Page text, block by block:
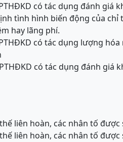
có tác dụng đánh giá
tình hình biến động của
hay lãng phí.
có tác dụng lượng
có tác dụng đánh giá
liên hoàn, các nhân tố
liên hoàn, các nhân tố